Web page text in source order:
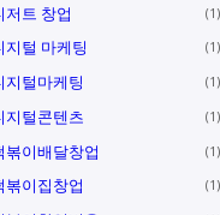
저트 창업 1
지털 마케팅 1
지털마케팅 1
지털콘텐츠 1
볶이배달창업 1
볶이집창업 1